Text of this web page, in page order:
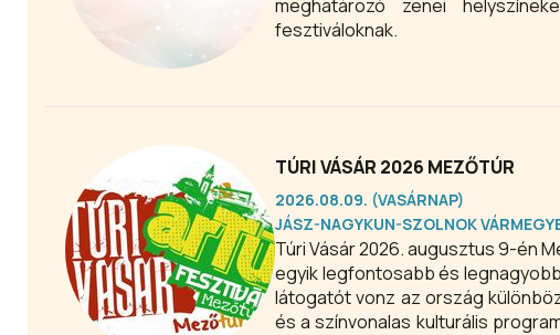
meghatározó zenei
fesztiváloknak.
TÚRI VÁSÁR 2026 MEZŐTÚR
2026.08.09. (VASÁRNAP)
JÁSZ-NAGYKUN-SZOLNOK
Túri Vásár 2026. augusztus 9-én
egyik legfontosabb és
látogatót vonz az ország
és a színvonalas kulturális